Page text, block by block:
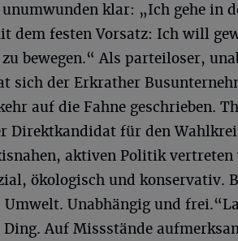
klar: „Ich gehe in
dem festen Vorsatz: Ich will
bewegen.“ Als parteiloser,
sich der Erkrather
auf die Fahne geschrieben.
Direktkandidat für den
aktiven Politik
ökologisch und konservativ.
Unabhängig und
Auf Missstände